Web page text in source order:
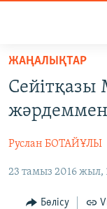
Skip
main
content
to
Navigation
AZATTYQTV
ҚАҢТАР ОҚИҒАСЫ
АДАМ
ӘЛЕУМЕТ
ЖАҢАЛЫҚТАР
Сейітқазы
жәрдеммен
Руслан БОТАЙҰЛЫ
23 тамыз 2016 жыл,
Бөлісу